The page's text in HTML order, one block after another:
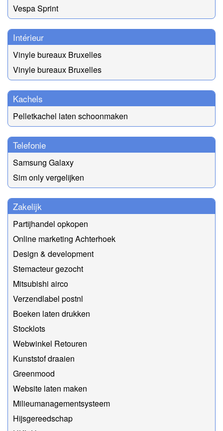
Vespa Sprint
Intérieur
Vinyle bureaux Bruxelles
Vinyle bureaux Bruxelles
Kachels
Pelletkachel laten schoonmaken
Telefonie
Samsung Galaxy
Sim only vergelijken
Zakelijk
Partijhandel opkopen
Online marketing Achterhoek
Design & development
Stemacteur gezocht
Mitsubishi airco
Verzendlabel postnl
Boeken laten drukken
Stocklots
Webwinkel Retouren
Kunststof draaien
Greenmood
Website laten maken
Milieumanagementsysteem
Hijsgereedschap